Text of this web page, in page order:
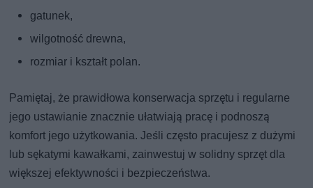
gatunek,
wilgotność drewna,
rozmiar i kształt polan.
Pamiętaj, że prawidłowa konserwacja sprzętu i regularne
jego ustawianie znacznie ułatwiają pracę i podnoszą
komfort jego użytkowania. Jeśli często pracujesz z dużymi
lub sękatymi kawałkami, zainwestuj w solidny sprzęt dla
większej efektywności i bezpieczeństwa.